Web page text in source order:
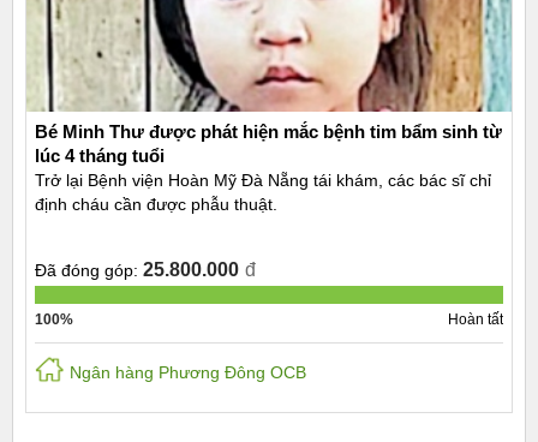
Bé Minh Thư được phát hiện mắc bệnh tim bẩm sinh từ
lúc 4 tháng tuổi
Trở lại Bệnh viện Hoàn Mỹ Đà Nẵng tái khám, các bác sĩ chỉ
định cháu cần được phẫu thuật.
Đã đóng góp: 25.800.000 đ
100% Hoàn tất
Ngân hàng Phương Đông OCB